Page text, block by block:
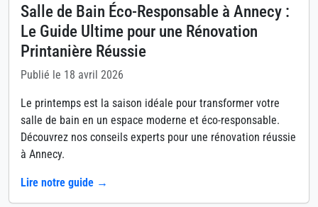
Salle de Bain Éco-Responsable à Annecy :
Le Guide Ultime pour une Rénovation
Printanière Réussie
Publié le 18 avril 2026
Le printemps est la saison idéale pour transformer votre
salle de bain en un espace moderne et éco-responsable.
Découvrez nos conseils experts pour une rénovation réussie
à Annecy.
Lire notre guide →